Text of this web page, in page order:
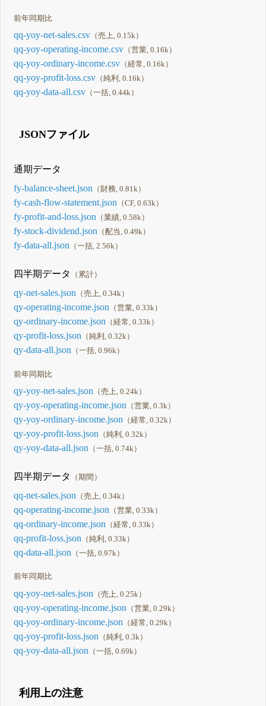
前年同期比
qq-yoy-net-sales.csv （売上, 0.15k）
qq-yoy-operating-income.csv （営業, 0.16k）
qq-yoy-ordinary-income.csv （経常, 0.16k）
qq-yoy-profit-loss.csv （純利, 0.16k）
qq-yoy-data-all.csv （一括, 0.44k）
JSONファイル
通期データ
fy-balance-sheet.json （財務, 0.81k）
fy-cash-flow-statement.json （CF, 0.63k）
fy-profit-and-loss.json （業績, 0.58k）
fy-stock-dividend.json （配当, 0.49k）
fy-data-all.json （一括, 2.56k）
四半期データ （累計）
qy-net-sales.json （売上, 0.34k）
qy-operating-income.json （営業, 0.33k）
qy-ordinary-income.json （経常, 0.33k）
qy-profit-loss.json （純利, 0.32k）
qy-data-all.json （一括, 0.96k）
前年同期比
qy-yoy-net-sales.json （売上, 0.24k）
qy-yoy-operating-income.json （営業, 0.3k）
qy-yoy-ordinary-income.json （経常, 0.32k）
qy-yoy-profit-loss.json （純利, 0.32k）
qy-yoy-data-all.json （一括, 0.74k）
四半期データ （期間）
qq-net-sales.json （売上, 0.34k）
qq-operating-income.json （営業, 0.33k）
qq-ordinary-income.json （経常, 0.33k）
qq-profit-loss.json （純利, 0.33k）
qq-data-all.json （一括, 0.97k）
前年同期比
qq-yoy-net-sales.json （売上, 0.25k）
qq-yoy-operating-income.json （営業, 0.29k）
qq-yoy-ordinary-income.json （経常, 0.29k）
qq-yoy-profit-loss.json （純利, 0.3k）
qq-yoy-data-all.json （一括, 0.69k）
利用上の注意